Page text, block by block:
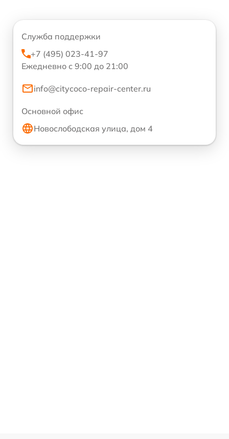
Служба поддержки
+7 (495) 023-41-97
Ежедневно с 9:00 до 21:00
info@citycoco-repair-center.ru
Основной офис
Новослободская улица, дом 4